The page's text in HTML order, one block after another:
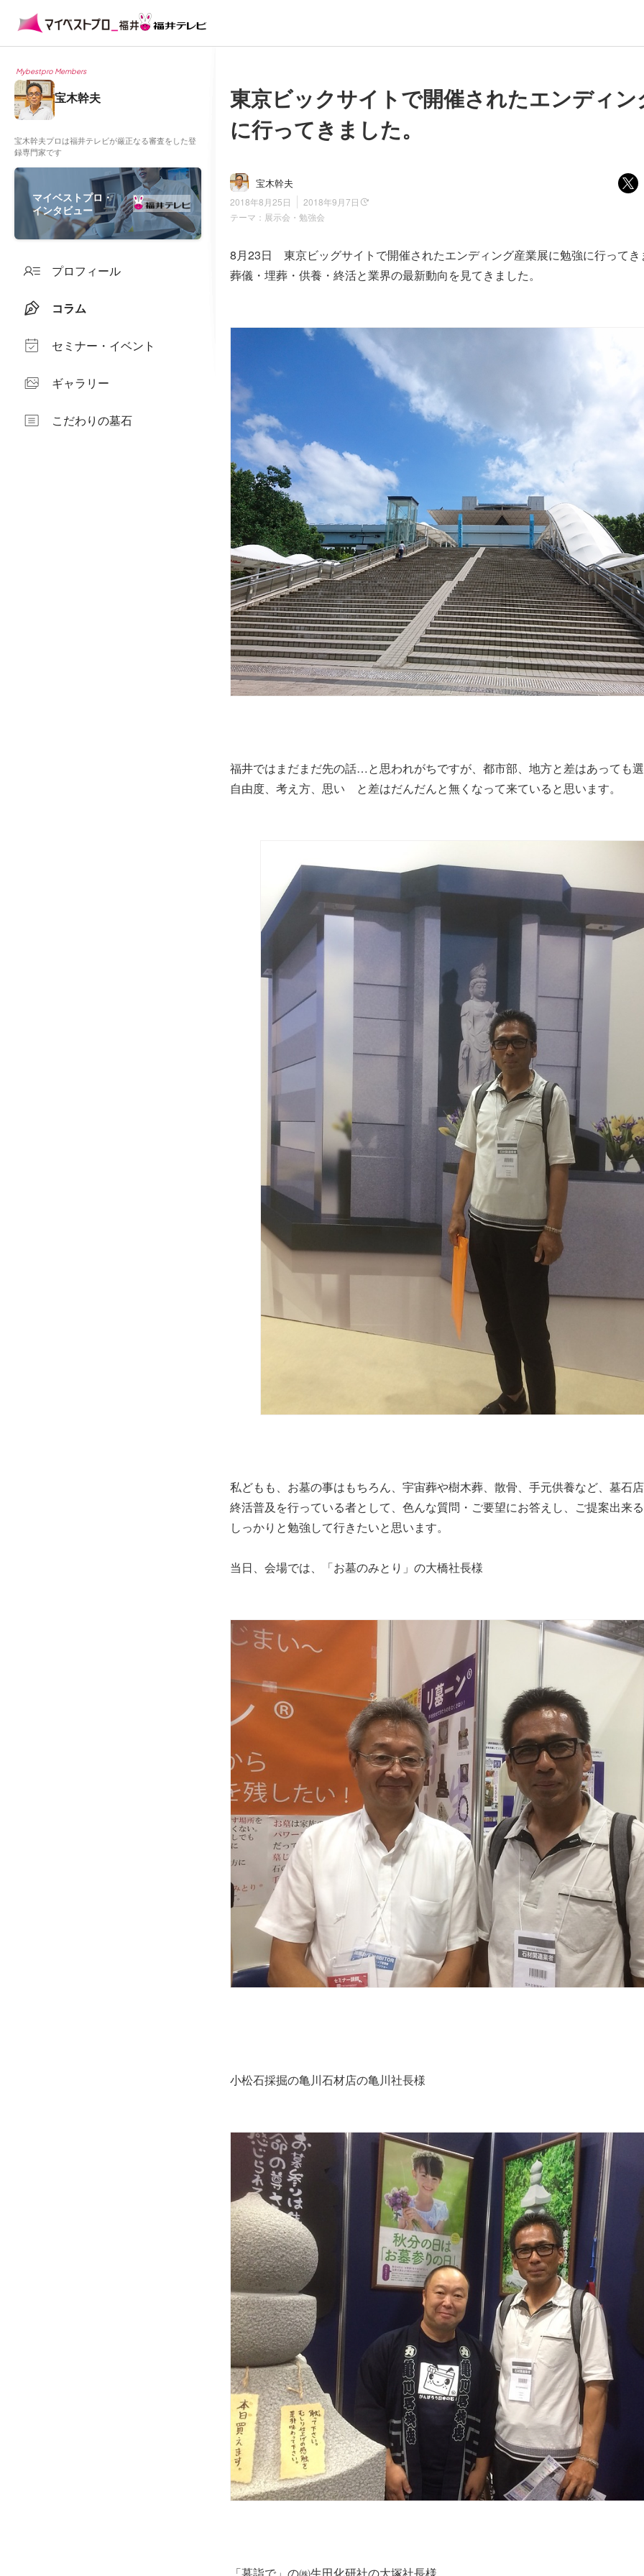
Mybestpro Members
宝木幹夫
宝木幹夫プロは福井テレビが厳正なる審査をした登
録専門家です
マイベストプロ・
インタビュー
プロフィール
コラム
セミナー・イベント
ギャラリー
こだわりの墓石
東京ビックサイトで開催されたエンディン
に行ってきました。
宝木幹夫
2018年8月25日
2018年9月7日
テーマ： 展示会・勉強会
8月23日 東京ビッグサイトで開催されたエンディング産業展に勉強に行ってき
葬儀・埋葬・供養・終活と業界の最新動向を見てきました。
福井ではまだまだ先の話…と思われがちですが、都市部、地方と差はあっても
自由度、考え方、思い と差はだんだんと無くなって来ていると思います。
私どもも、お墓の事はもちろん、宇宙葬や樹木葬、散骨、手元供養など、墓石
終活普及を行っている者として、色んな質問・ご要望にお答えし、ご提案出来
しっかりと勉強して行きたいと思います。
当日、会場では、「お墓のみとり」の大橋社長様
小松石採掘の亀川石材店の亀川社長様
「墓詣で」の㈱生田化研社の大塚社長様